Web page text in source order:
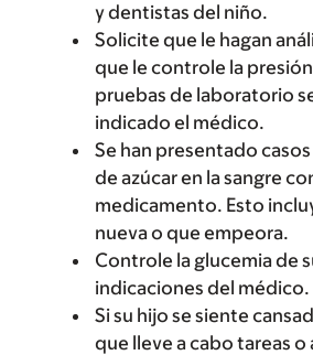
y dentistas del niño.
Solicite que le hagan
que le controle la
pruebas de laboratorio
indicado el médico.
Se han presentado
de azúcar en la sangre
medicamento. Esto
nueva o que empeora.
Controle la glucemia de
indicaciones del médico.
Si su hijo se siente
que lleve a cabo tareas